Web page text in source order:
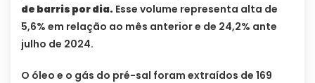
de barris por dia. Esse volume representa alta de
5,6% em relação ao mês anterior e de 24,2% ante
julho de 2024.
O óleo e o gás do pré-sal foram extraídos de 169